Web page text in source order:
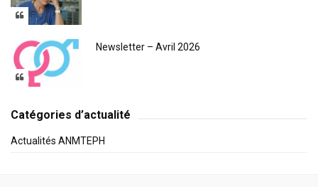
Newsletter – Avril 2026
Catégories d’actualité
Actualités ANMTEPH